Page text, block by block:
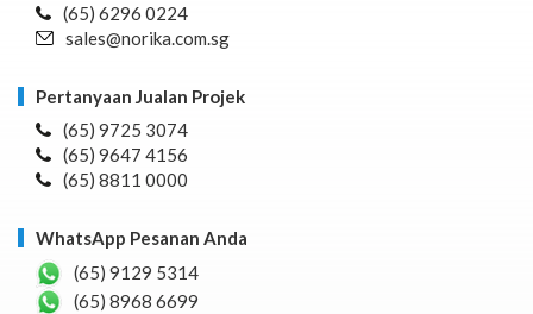
(65) 6296 0224
sales@norika.com.sg
Pertanyaan Jualan Projek
(65) 9725 3074
(65) 9647 4156
(65) 8811 0000
WhatsApp Pesanan Anda
(65) 9129 5314
(65) 8968 6699